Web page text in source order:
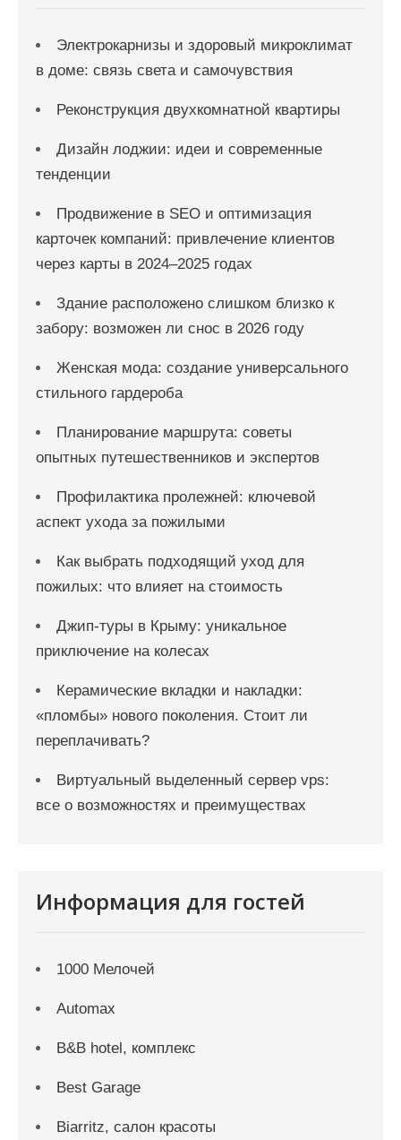
Электрокарнизы и здоровый микроклимат
в доме: связь света и самочувствия
Реконструкция двухкомнатной квартиры
Дизайн лоджии: идеи и современные
тенденции
Продвижение в SEO и оптимизация
карточек компаний: привлечение клиентов
через карты в 2024–2025 годах
Здание расположено слишком близко к
забору: возможен ли снос в 2026 году
Женская мода: создание универсального
стильного гардероба
Планирование маршрута: советы
опытных путешественников и экспертов
Профилактика пролежней: ключевой
аспект ухода за пожилыми
Как выбрать подходящий уход для
пожилых: что влияет на стоимость
Джип-туры в Крыму: уникальное
приключение на колесах
Керамические вкладки и накладки:
«пломбы» нового поколения. Стоит ли
переплачивать?
Виртуальный выделенный сервер vps:
все о возможностях и преимуществах
Информация для гостей
1000 Мелочей
Automax
B&B hotel, комплекс
Best Garage
Biarritz, салон красоты